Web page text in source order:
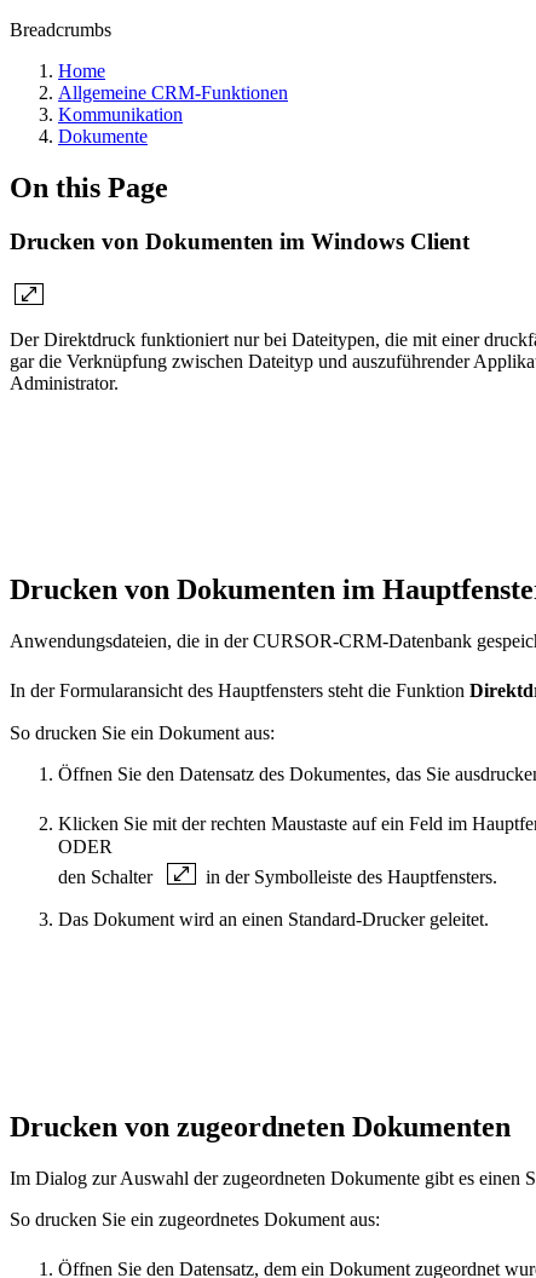
Breadcrumbs
Home
Allgemeine CRM-Funktionen
Kommunikation
Dokumente
On this Page
Drucken von Dokumenten im Windows Client
Der Direktdruck funktioniert nur bei Dateitypen, die mit einer
gar die Verknüpfung zwischen Dateityp und auszuführender
Administrator.
Drucken von Dokumenten im
Anwendungsdateien, die in der CURSOR-CRM-Datenbank
In der Formularansicht des Hauptfensters steht die Funktion
So drucken Sie ein Dokument aus:
Öffnen Sie den Datensatz des Dokumentes, das Sie
Klicken Sie mit der rechten Maustaste auf ein Feld im
ODER
den Schalter
in der Symbolleiste des Hauptfensters.
Das Dokument wird an einen Standard-Drucker geleitet.
Drucken von zugeordneten Dokumenten
Im Dialog zur Auswahl der zugeordneten Dokumente gibt es einen
So drucken Sie ein zugeordnetes Dokument aus:
Öffnen Sie den Datensatz, dem ein Dokument zugeordnet